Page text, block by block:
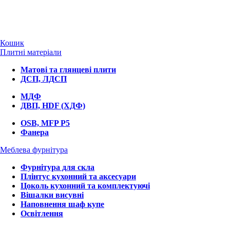
Кошик
Плитні матеріали
Матові та глянцеві плити
ДСП, ЛДСП
МДФ
ДВП, HDF (ХДФ)
OSB, MFP P5
Фанера
Меблева фурнітура
Фурнітура для скла
Плінтус кухонний та аксесуари
Цоколь кухонний та комплектуючі
Вішалки висувні
Наповнення шаф купе
Освітлення